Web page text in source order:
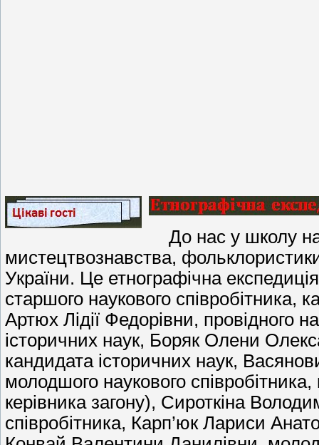
До нас у школу
мистецтвознавства,
України. Це етнографічна
старшого наукового співробітника,
Артюх Лідії Федорівни, провідного
історичних наук, Боряк Олени
кандидата історичних наук,
молодшого наукового
керівника загону), Сироткіна
співробітника, Карп’юк Лариси